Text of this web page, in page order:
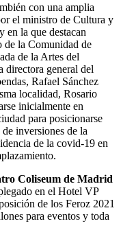
con una amplia
el ministro de Cultura y
en la que destacan
de la Comunidad de
de la Artes del
general del
Rafael Sánchez
localidad, Rosario
inicialmente en
para posicionarse
inversiones de la
de la covid-19 en
Coliseum de Madrid
en el Hotel VP
de los Feroz 2021
para eventos y toda